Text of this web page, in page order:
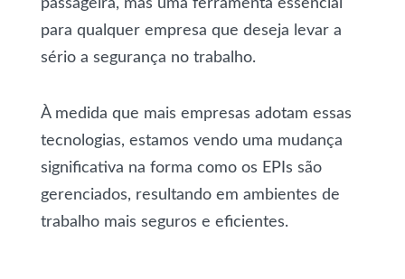
para qualquer empresa que deseja levar a
sério a segurança no trabalho.
À medida que mais empresas adotam essas
tecnologias, estamos vendo uma mudança
significativa na forma como os EPIs são
gerenciados, resultando em ambientes de
trabalho mais seguros e eficientes.